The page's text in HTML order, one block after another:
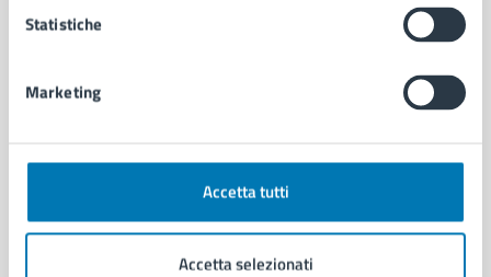
Statistiche
Marketing
Accetta tutti
Accetta selezionati
Autorizzazioni
Educazione e formazione
Giustizia e sicurezza pubblica
Imprese e commercio
Salute, benessere e assistenza